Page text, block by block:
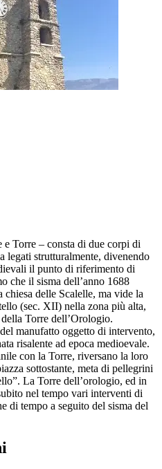
e Torre – consta di due corpi di
legati strutturalmente, divenendo
il punto di riferimento di
che il sisma dell’anno 1688
chiesa delle Scalelle, ma vide la
(sec. XII) nella zona più alta,
Torre dell’Orologio.
manufatto oggetto di intervento,
risalente ad epoca medioevale.
con la Torre, riversano la loro
sottostante, meta di pellegrini
La Torre dell’orologio, ed in
nel tempo vari interventi di
di tempo a seguito del sisma del